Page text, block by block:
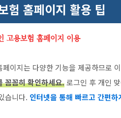
험 홈페이지 활용 팁
고용보험 홈페이지 이용
페이지는 다양한 기능을 제공하므로
꼼꼼히 확인하세요.로그인 후 개인
습니다. 인터넷을 통해 빠르고 간편